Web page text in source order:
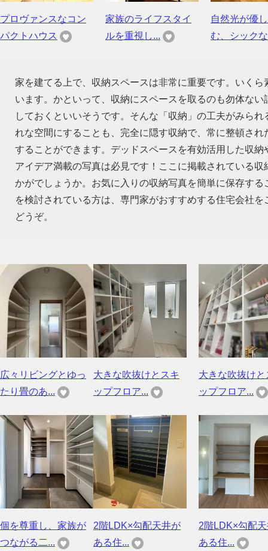
プロヴァンスなコン
パクトハウス
家族のライフスタイ
ルを重視し...
自然光が優
む、シック
家を建てる上で、収納スペースは非常に重要です。いく
います。かといって、収納にスペースを取るのも勿体な
しておくといいそうです。そんな「収納」の工夫がみら
れな空間にすることも、完全に隠す収納で、常に整頓さ
することができます。デッドスペースを有効活用した収
アイデア満載の写真は必見です！ここに掲載されている
かがでしょうか。お気に入りの収納写真を簡単に保存す
を検討されている方は、専門家がおすすめする住宅会社
どうぞ。
広々リビングとゆっ
たり畳のあ...
大きな吹抜けとスキ
ップフロア...
大きな吹抜けと
ップフロア...
個を尊重し、家族が
つながる二...
2階LDK×勾配天井が
ある住...
2階LDK×勾配
ある住...